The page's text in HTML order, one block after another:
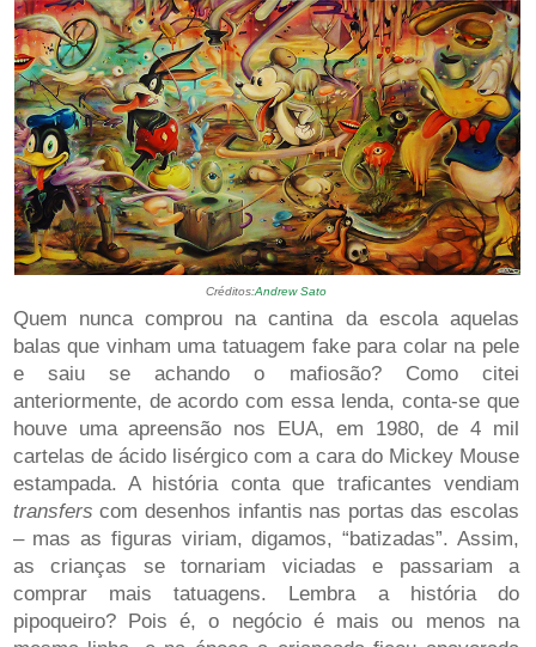
Créditos:Andrew Sato
Quem nunca comprou na cantina da escola aquelas
balas que vinham uma tatuagem fake para colar na pele
e saiu se achando o mafiosão? Como citei
anteriormente, de acordo com essa lenda, conta-se que
houve uma apreensão nos EUA, em 1980, de 4 mil
cartelas de ácido lisérgico com a cara do Mickey Mouse
estampada. A história conta que traficantes vendiam
transfers com desenhos infantis nas portas das escolas
– mas as figuras viriam, digamos, “batizadas”. Assim,
as crianças se tornariam viciadas e passariam a
comprar mais tatuagens. Lembra a história do
pipoqueiro? Pois é, o negócio é mais ou menos na